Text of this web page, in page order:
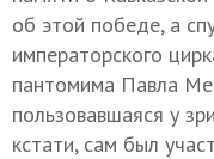
об этой победе, а
императорского
пантомима Павла
пользовавшаяся у
кстати, сам был